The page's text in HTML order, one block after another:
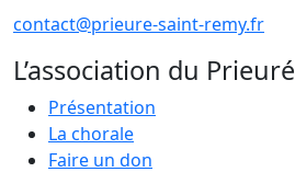
contact@prieure-saint-remy.fr
L’association du Prieuré
Présentation
La chorale
Faire un don